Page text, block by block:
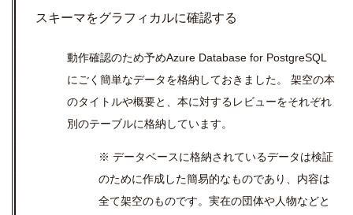
スキーマをグラフィカルに確認する
動作確認のため予めAzure Database for PostgreSQL
にごく簡単なデータを格納しておきました。 架空の本
のタイトルや概要と、本に対するレビューをそれぞれ
別のテーブルに格納しています。
※ データベースに格納されているデータは検証
のために作成した簡易的なものであり、内容は
全て架空のものです。実在の団体や人物などと